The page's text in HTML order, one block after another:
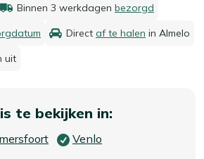
Binnen 3 werkdagen bezorgd
Direct af te halen in Almelo
uit
te bekijken in:
Venlo